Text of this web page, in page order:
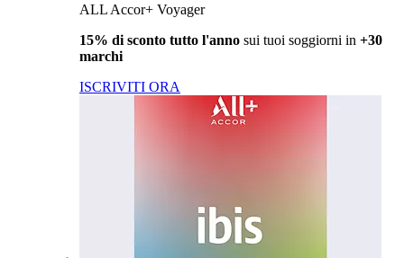
ALL Accor+ Voyager
15% di sconto tutto l'anno sui tuoi soggiorni in +30
marchi
ISCRIVITI ORA